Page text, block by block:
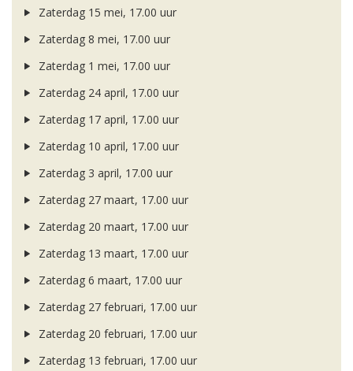
Zaterdag 15 mei, 17.00 uur
Zaterdag 8 mei, 17.00 uur
Zaterdag 1 mei, 17.00 uur
Zaterdag 24 april, 17.00 uur
Zaterdag 17 april, 17.00 uur
Zaterdag 10 april, 17.00 uur
Zaterdag 3 april, 17.00 uur
Zaterdag 27 maart, 17.00 uur
Zaterdag 20 maart, 17.00 uur
Zaterdag 13 maart, 17.00 uur
Zaterdag 6 maart, 17.00 uur
Zaterdag 27 februari, 17.00 uur
Zaterdag 20 februari, 17.00 uur
Zaterdag 13 februari, 17.00 uur